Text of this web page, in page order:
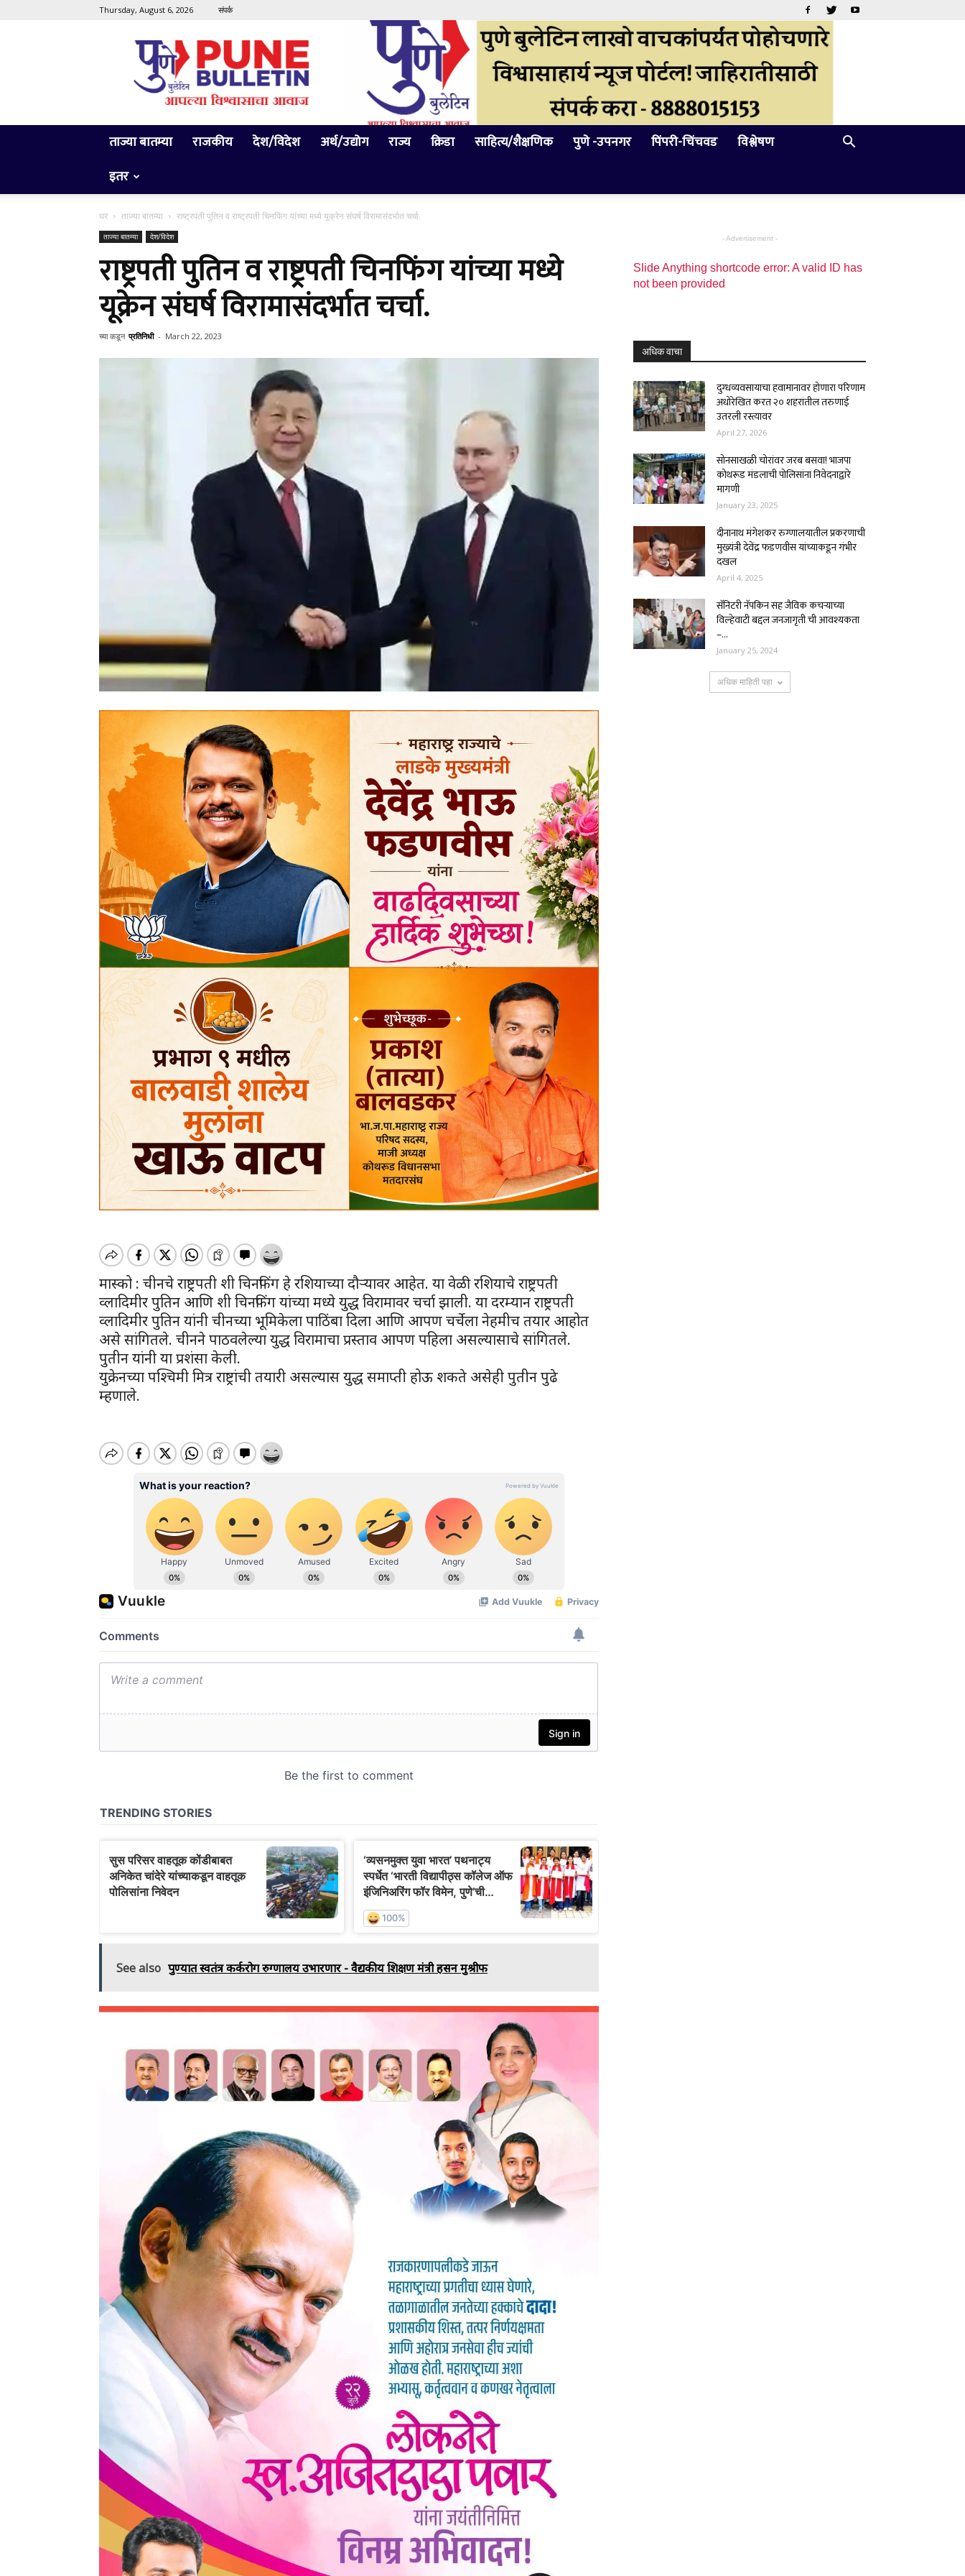
Thursday, August 6, 2026 संपर्क
Pune
Bulletin
ताज्या बातम्या राजकीय देश/विदेश अर्थ/उद्योग राज्य क्रिडा साहित्य/शैक्षणिक पुणे -उपनगर पिंपरी-चिंचवड
विश्लेषण
इतर
घर ताज्या बातम्या राष्ट्रपती पुतिन व राष्ट्रपती चिनफिंग यांच्या मध्ये यूक्रेन संघर्ष विरामासंदर्भात चर्चा.
ताज्या बातम्या देश/विदेश
राष्ट्रपती पुतिन व राष्ट्रपती चिनफिंग यांच्या मध्ये
यूक्रेन संघर्ष विरामासंदर्भात चर्चा.
च्या कडून प्रतिनिधी - March 22, 2023
मास्को : चीनचे राष्ट्रपती शी चिनफिंग हे रशियाच्या दौऱ्यावर आहेत. या वेळी रशियाचे राष्ट्रपती
व्लादिमीर पुतिन आणि शी चिनफिंग यांच्या मध्ये युद्ध विरामावर चर्चा झाली. या दरम्यान राष्ट्रपती
व्लादिमीर पुतिन यांनी चीनच्या भूमिकेला पाठिंबा दिला आणि आपण चर्चेला नेहमीच तयार आहोत
असे सांगितले. चीनने पाठवलेल्या युद्ध विरामाचा प्रस्ताव आपण पहिला असल्यासाचे सांगितले.
पुतीन यांनी या प्रशंसा केली.
युक्रेनच्या पश्चिमी मित्र राष्ट्रांची तयारी असल्यास युद्ध समाप्ती होऊ शकते असेही पुतीन पुढे
म्हणाले.
See also पुण्यात स्वतंत्र कर्करोग रुग्णालय उभारणार - वैद्यकीय शिक्षण मंत्री हसन मुश्रीफ
- Advertisement -
Slide Anything shortcode error: A valid ID has
not been provided
अधिक वाचा
दुग्धव्यवसायाचा हवामानावर होणारा परिणाम
अधोरेखित करत २० शहरांतील तरुणाई
उतरली रस्त्यावर
April 27, 2026
सोनसाखळी चोरांवर जरब बसवा! भाजपा
कोथरूड मंडलाची पोलिसांना निवेदनाद्वारे
मागणी
January 23, 2025
दीनानाथ मंगेशकर रुग्णालयातील प्रकरणाची
मुख्यंत्री देवेंद्र फडणवीस यांच्याकडून गंभीर
दखल
April 4, 2025
सॅनिटरी नॅपकिन सह जैविक कचऱ्याच्या
विल्हेवाटी बद्दल जनजागृती ची आवश्यकता
–...
January 25, 2024
अधिक माहिती पहा